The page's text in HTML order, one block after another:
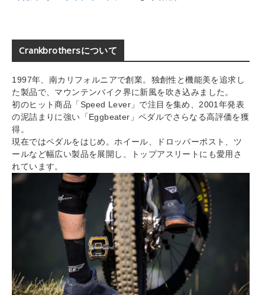
Crankbrothersについて
1997年、南カリフォルニアで創業。独創性と機能美を追求し
た製品で、マウンテンバイク界に新風を吹き込みました。
初のヒット商品「Speed Lever」で注目を集め、2001年発表
の泥詰まりに強い「Eggbeater」ペダルでさらなる高評価を獲
得。
現在ではペダルをはじめ。ホイール、ドロッパーポスト、ツ
ールなど幅広い製品を展開し、トップアスリートにも愛用さ
れています。